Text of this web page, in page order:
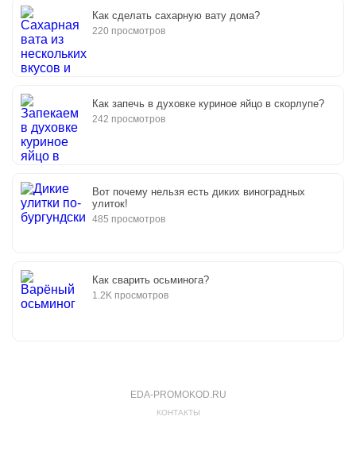
Как сделать сахарную вату дома?
220 просмотров
Как запечь в духовке куриное яйцо в скорлупе?
242 просмотров
Вот почему нельзя есть диких виноградных
улиток!
485 просмотров
Как сварить осьминога?
1.2K просмотров
EDA-PROMOKOD.RU
КОНТАКТЫ